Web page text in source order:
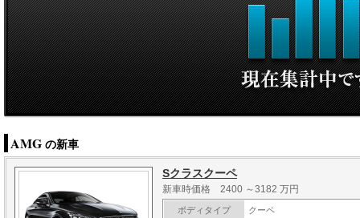
AMG の新車
Sクラスクーペ
新車時価格 2400 ～3182 万円
ボディタイプ クーペ